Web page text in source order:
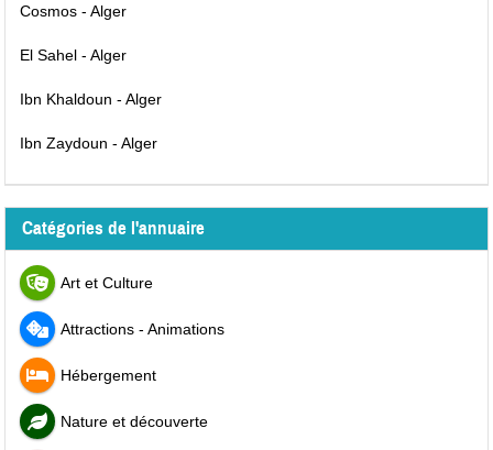
Cosmos - Alger
El Sahel - Alger
Ibn Khaldoun - Alger
Ibn Zaydoun - Alger
Catégories de l'annuaire
Art et Culture
Attractions - Animations
Hébergement
Nature et découverte